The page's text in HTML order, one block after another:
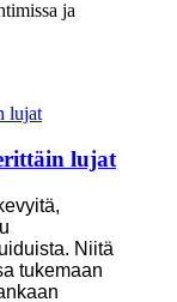
ja
lujat
Niitä
tukemaan